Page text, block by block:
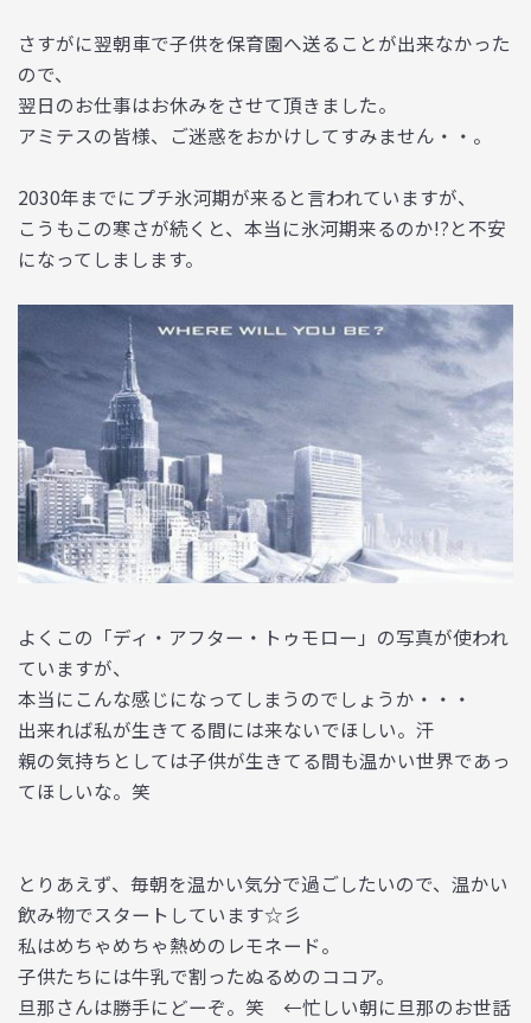
さすがに翌朝車で子供を保育園へ送ることが出来なかった
ので、
翌日のお仕事はお休みをさせて頂きました。
アミテスの皆様、ご迷惑をおかけしてすみません・・。
2030年までにプチ氷河期が来ると言われていますが、
こうもこの寒さが続くと、本当に氷河期来るのか!?と不安
になってしまします。
よくこの「ディ・アフター・トゥモロー」の写真が使われ
ていますが、
本当にこんな感じになってしまうのでしょうか・・・
出来れば私が生きてる間には来ないでほしい。汗
親の気持ちとしては子供が生きてる間も温かい世界であっ
てほしいな。笑
とりあえず、毎朝を温かい気分で過ごしたいので、温かい
飲み物でスタートしています☆彡
私はめちゃめちゃ熱めのレモネード。
子供たちには牛乳で割ったぬるめのココア。
旦那さんは勝手にどーぞ。笑 ←忙しい朝に旦那のお世話